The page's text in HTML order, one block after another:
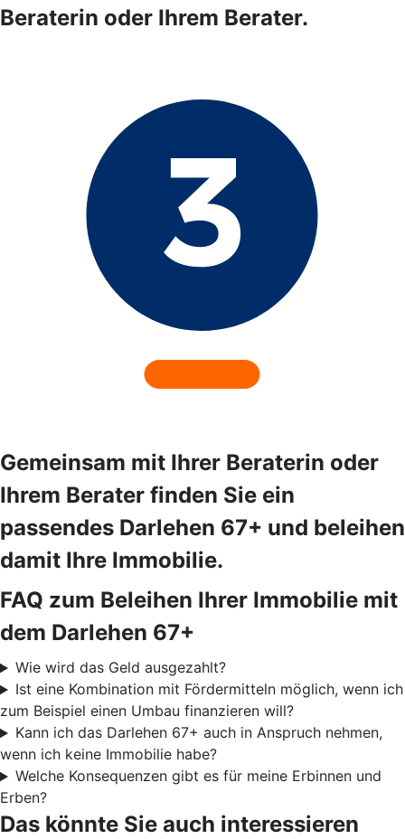
Beraterin oder Ihrem Berater.
Gemeinsam mit Ihrer Beraterin oder
Ihrem Berater finden Sie ein
passendes Darlehen 67+ und beleihen
damit Ihre Immobilie.
FAQ zum Beleihen Ihrer Immobilie mit
dem Darlehen 67+
Wie wird das Geld ausgezahlt?
Ist eine Kombination mit Fördermitteln möglich, wenn ich
zum Beispiel einen Umbau finanzieren will?
Kann ich das Darlehen 67+ auch in Anspruch nehmen,
wenn ich keine Immobilie habe?
Welche Konsequenzen gibt es für meine Erbinnen und
Erben?
Das könnte Sie auch interessieren